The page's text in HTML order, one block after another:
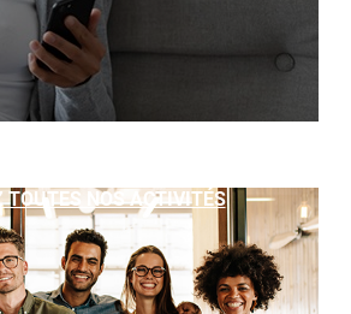
TOUTES NOS ACTIVITÉS